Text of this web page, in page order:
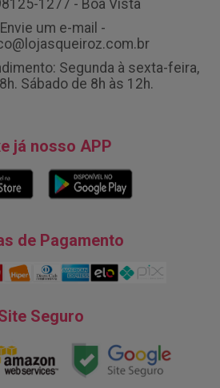
1277 - Boa Vista
Envie um e-mail -
Segunda à sexta-feira,
Sábado de 8h às 12h.
já nosso APP
de Pagamento
Seguro